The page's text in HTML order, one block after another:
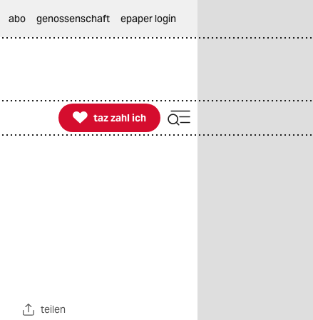
abo genossenschaft epaper login

taz zahl ich
taz zahl ich
teilen